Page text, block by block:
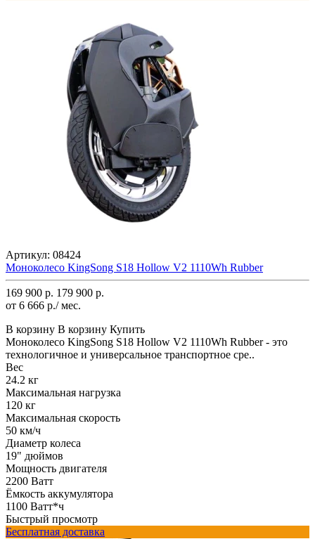
Артикул: 08424
Моноколесо KingSong S18 Hollow V2 1110Wh Rubber
169 900 р. 179 900 р.
от 6 666 р./ мес.
В корзину В корзину Купить
Моноколесо KingSong S18 Hollow V2 1110Wh Rubber - это
технологичное и универсальное транспортное сре..
Вес
24.2 кг
Максимальная нагрузка
120 кг
Максимальная скорость
50 км/ч
Диаметр колеса
19" дюймов
Мощность двигателя
2200 Ватт
Ёмкость аккумулятора
1100 Ватт*ч
Быстрый просмотр
Бесплатная доставка